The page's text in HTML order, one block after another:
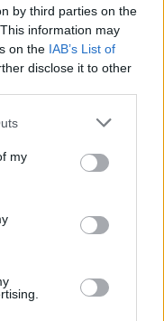
by third parties on the
information may
on the IAB’s List of
disclose it to other
one or more Google
You may click to
third-party tags to
in below Google
my